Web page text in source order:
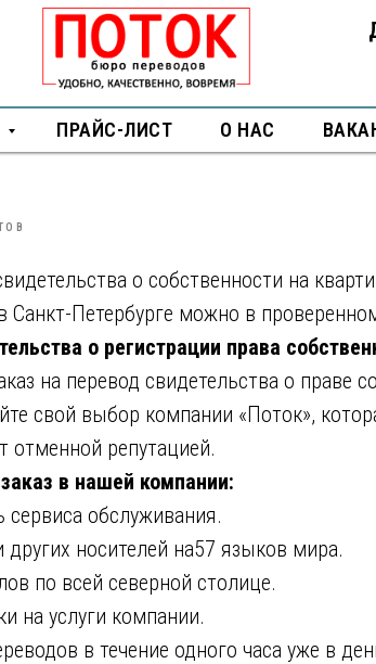
ПРАЙС-ЛИСТ О НАС
о
о собственности на
Санкт-Петербурге можно в
о регистрации права
на перевод свидетельства о праве
свой выбор компании «Поток»,
отменной репутацией.
в нашей компании:
обслуживания.
носителей на57 языков мира.
по всей северной столице.
услуги компании.
в течение одного часа уже в